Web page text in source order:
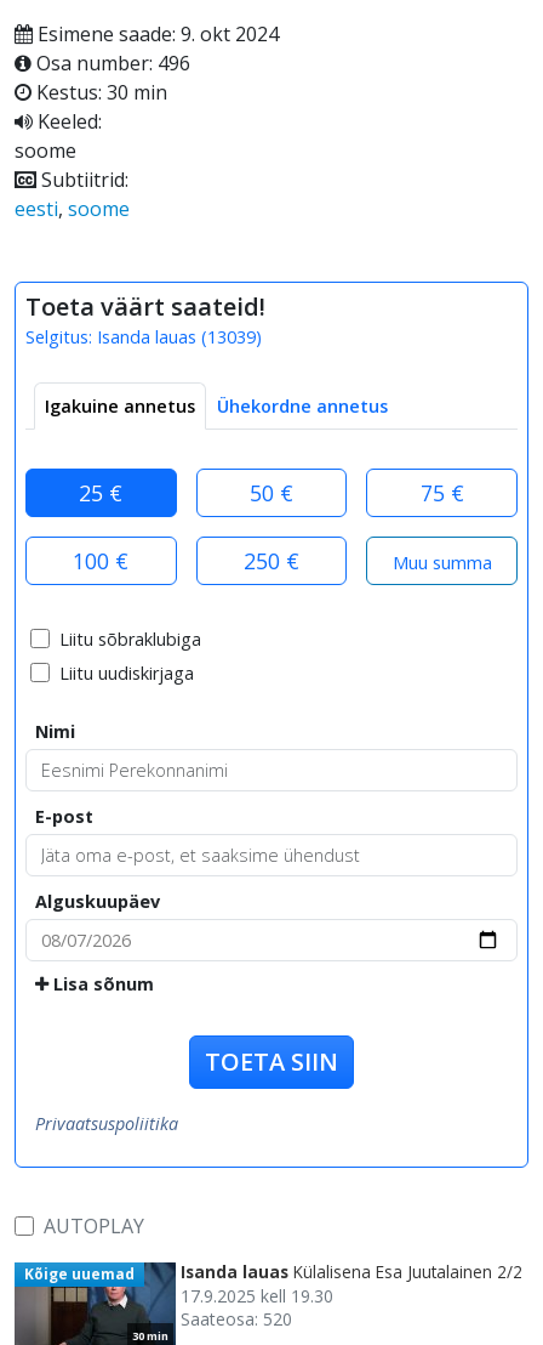
Esimene saade: 9. okt 2024
Osa number: 496
Kestus: 30 min
Keeled:
soome
Subtiitrid:
eesti, soome
Toeta väärt saateid!
Selgitus: Isanda lauas (13039)
Igakuine annetus Ühekordne annetus
25 € 50 € 75 €
100 € 250 €
Liitu sõbraklubiga
Liitu uudiskirjaga
Nimi
E-post
Alguskuupäev
Lisa sõnum
TOETA SIIN
Privaatsuspoliitika
AUTOPLAY
30 min
Kõige uuemad Isanda lauas Külalisena Esa Juutalainen 2/2
17.9.2025 kell 19.30
Saateosa: 520